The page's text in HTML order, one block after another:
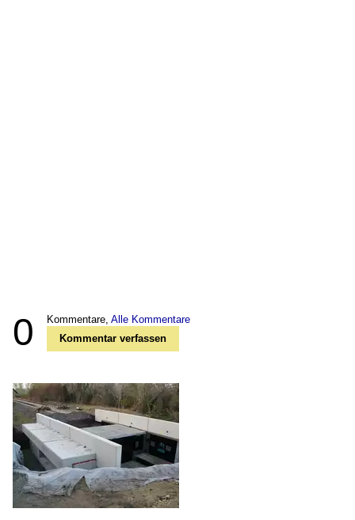
0 Kommentare, Alle Kommentare
Kommentar verfassen